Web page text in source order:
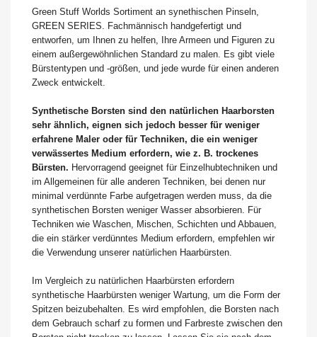
Green Stuff Worlds Sortiment an synethischen Pinseln,
GREEN SERIES. Fachmännisch handgefertigt und
entworfen, um Ihnen zu helfen, Ihre Armeen und Figuren zu
einem außergewöhnlichen Standard zu malen. Es gibt viele
Bürstentypen und -größen, und jede wurde für einen anderen
Zweck entwickelt.
Synthetische Borsten sind den natürlichen Haarborsten
sehr ähnlich, eignen sich jedoch besser für weniger
erfahrene Maler oder für Techniken, die ein weniger
verwässertes Medium erfordern, wie z. B. trockenes
Bürsten. Hervorragend geeignet für Einzelhubtechniken und
im Allgemeinen für alle anderen Techniken, bei denen nur
minimal verdünnte Farbe aufgetragen werden muss, da die
synthetischen Borsten weniger Wasser absorbieren. Für
Techniken wie Waschen, Mischen, Schichten und Abbauen,
die ein stärker verdünntes Medium erfordern, empfehlen wir
die Verwendung unserer natürlichen Haarbürsten.
Im Vergleich zu natürlichen Haarbürsten erfordern
synthetische Haarbürsten weniger Wartung, um die Form der
Spitzen beizubehalten. Es wird empfohlen, die Borsten nach
dem Gebrauch scharf zu formen und Farbreste zwischen den